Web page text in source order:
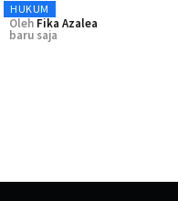
HUKUM
Oleh Fika Azalea
baru saja